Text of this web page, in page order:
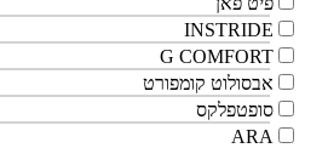
INSTRIDE
G COMFORT
אבסולוט קומפורט
סופטפלקס
ARA